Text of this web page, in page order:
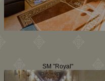
SM "Royal"